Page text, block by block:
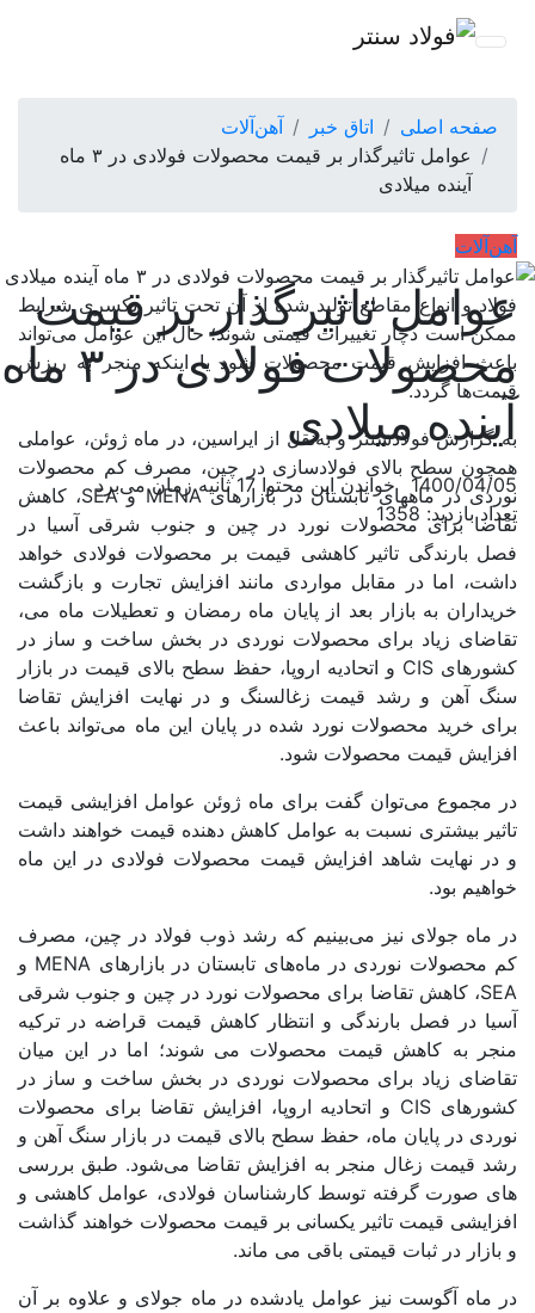
صفحه اصلی اتاق خبر
آهن‌آلات
عوامل تاثیرگذار بر قیمت محصولات فولادی در ۳ ماه
آینده میلادی
آهن‌آلات
عوامل تاثیرگذار بر قیمت
محصولات فولادی در ۳ ماه
آینده میلادی
1400/04/05
خواندن این محتوا 17 ثانیه زمان می‌برد
تعداد بازدید: 1358
فولاد و انواع مقاطع تولید شده از آن تحت تاثیر یکسری شرایط
ممکن است دچار تغییرات قیمتی شوند؛ حال این عوامل می‌تواند
باعث افزایش قیمت محصولات شود یا اینکه منجر به ریزش
قیمت‌ها گردد.
به گزارش فولادسنتر و به‌نقل از ایراسین، در ماه ژوئن، عواملی
همچون سطح بالای فولادسازی در چین، مصرف کم محصولات
نوردی در ماههای تابستان در بازارهای MENA و SEA، کاهش
تقاضا برای محصولات نورد در چین و جنوب شرقی آسیا در
فصل بارندگی تاثیر کاهشی قیمت بر محصولات فولادی خواهد
داشت، اما در مقابل مواردی مانند افزایش تجارت و بازگشت
خریداران به بازار بعد از پایان ماه رمضان و تعطیلات ماه می،
تقاضای زیاد برای محصولات نوردی در بخش ساخت و ساز در
کشورهای CIS و اتحادیه اروپا، حفظ سطح بالای قیمت در بازار
سنگ آهن و رشد قیمت زغالسنگ و در نهایت افزایش تقاضا
برای خرید محصولات نورد شده در پایان این ماه می‌تواند باعث
افزایش قیمت محصولات شود.
در مجموع می‌توان گفت برای ماه ژوئن عوامل افزایشی قیمت
تاثیر بیشتری نسبت به عوامل کاهش دهنده قیمت خواهند داشت
و در نهایت شاهد افزایش قیمت محصولات فولادی در این ماه
خواهیم بود.
در ماه جولای نیز می‌بینیم که رشد ذوب فولاد در چین، مصرف
کم محصولات نوردی در ماه‌های تابستان در بازارهای MENA و
SEA، کاهش تقاضا برای محصولات نورد در چین و جنوب شرقی
آسیا در فصل بارندگی و انتظار کاهش قیمت قراضه در ترکیه
منجر به کاهش قیمت محصولات می شوند؛ اما در این میان
تقاضای زیاد برای محصولات نوردی در بخش ساخت و ساز در
کشورهای CIS و اتحادیه اروپا، افزایش تقاضا برای محصولات
نوردی در پایان ماه، حفظ سطح بالای قیمت در بازار سنگ آهن و
رشد قیمت زغال منجر به افزایش تقاضا می‌شود. طبق بررسی
های صورت گرفته توسط کارشناسان فولادی، عوامل کاهشی و
افزایشی قیمت تاثیر یکسانی بر قیمت محصولات خواهند گذاشت
و بازار در ثبات قیمتی باقی می ماند.
در ماه آگوست نیز عوامل یادشده در ماه جولای و علاوه بر آن